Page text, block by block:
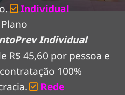
Individual
Individual
R$ 45,60 por pessoa e
100%
Rede